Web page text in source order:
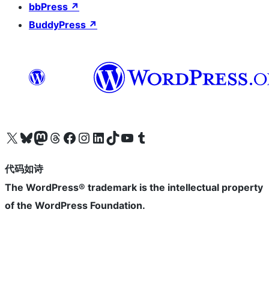
bbPress ↗
BuddyPress ↗
关注我们的 X（原 Twitter）账号访问我们的 Bluesky 账号关注我们的 Mastodon 账号访问我们的 Threads 账号 访问我们的 Facebook 公共主页关注我们的 Instagram 账号 关注我们的 LinkedIn 主页访问我们的 TikTok 账号访问我们的 YouTube 频道 访问我们的 Tumblr 账号
代码如诗
The WordPress® trademark is the intellectual property
of the WordPress Foundation.